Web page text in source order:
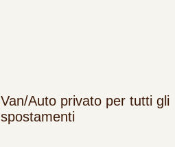
Van/Auto privato per tutti gli
spostamenti